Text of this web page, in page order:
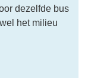
dezelfde bus
het milieu